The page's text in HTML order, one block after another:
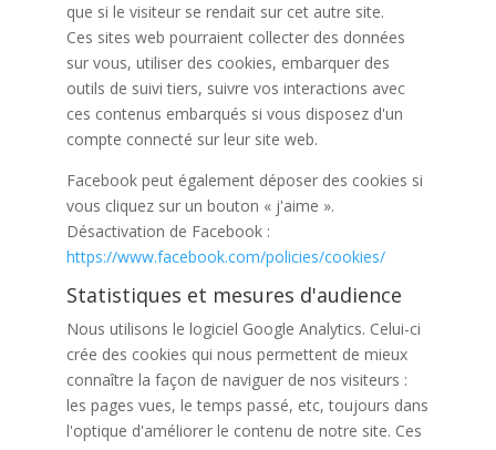
que si le visiteur se rendait sur cet autre site.
Ces sites web pourraient collecter des données
sur vous, utiliser des cookies, embarquer des
outils de suivi tiers, suivre vos interactions avec
ces contenus embarqués si vous disposez d'un
compte connecté sur leur site web.
Facebook peut également déposer des cookies si
vous cliquez sur un bouton « j'aime ».
Désactivation de Facebook :
https://www.facebook.com/policies/cookies/
Statistiques et mesures d'audience
Nous utilisons le logiciel Google Analytics. Celui-ci
crée des cookies qui nous permettent de mieux
connaître la façon de naviguer de nos visiteurs :
les pages vues, le temps passé, etc, toujours dans
l'optique d'améliorer le contenu de notre site. Ces